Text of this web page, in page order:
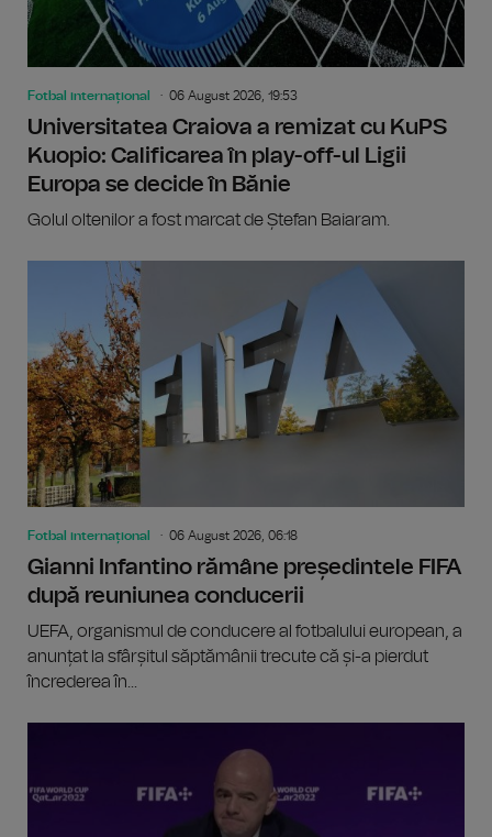
Fotbal internațional 06 August 2026, 19:53
Universitatea Craiova a remizat cu KuPS
Kuopio: Calificarea în play-off-ul Ligii
Europa se decide în Bănie
Golul oltenilor a fost marcat de Ștefan Baiaram.
Fotbal internațional 06 August 2026, 06:18
Gianni Infantino rămâne președintele FIFA
după reuniunea conducerii
UEFA, organismul de conducere al fotbalului european, a
anunțat la sfârșitul săptămânii trecute că și-a pierdut
încrederea în...